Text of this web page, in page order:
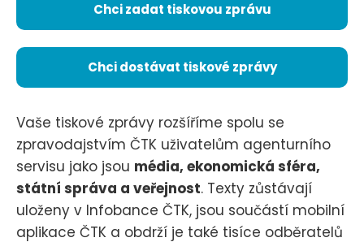
Chci zadat tiskovou zprávu
Chci dostávat tiskové zprávy
Vaše tiskové zprávy rozšíříme spolu se
zpravodajstvím ČTK uživatelům agenturního
servisu jako jsou média, ekonomická sféra,
státní správa a veřejnost. Texty zůstávají
uloženy v Infobance ČTK, jsou součástí mobilní
aplikace ČTK a obdrží je také tisíce odběratelů